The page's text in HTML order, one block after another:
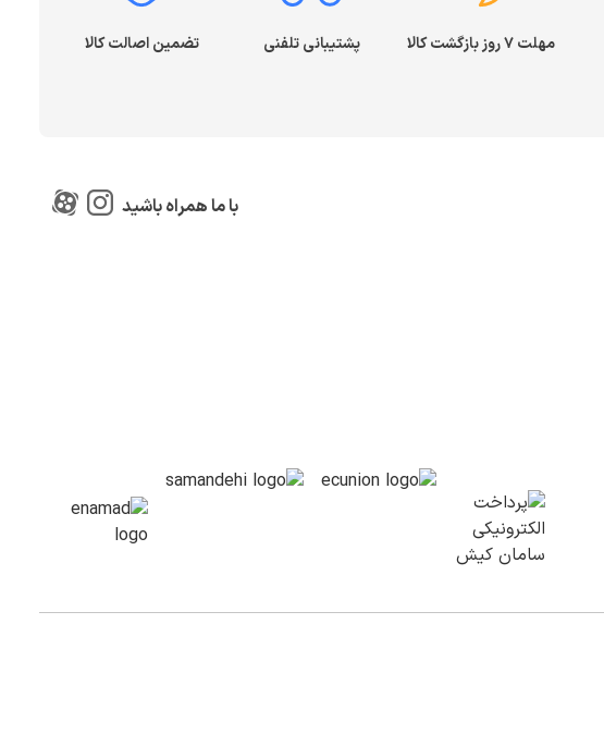
مهلت ۷ روز بازگشت کالا پشتیبانی تلفنی تضمین اصالت کالا
با ما همراه باشید